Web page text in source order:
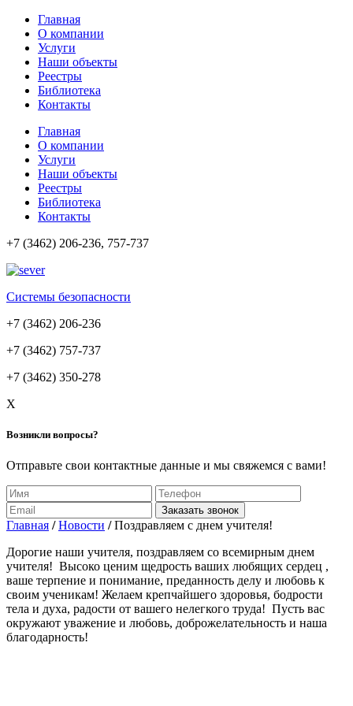
Главная
О компании
Услуги
Наши объекты
Реестры
Библиотека
Контакты
Главная
О компании
Услуги
Наши объекты
Реестры
Библиотека
Контакты
+7 (3462) 206-236, 757-737
Cистемы безопасности
+7 (3462) 206-236
+7 (3462) 757-737
+7 (3462) 350-278
X
Возникли вопросы?
Отправьте свои контактные данные и мы свяжемся с вами!
Заказать звонок
Главная / Новости /Поздравляем с днем учителя!
Дорогие наши учителя, поздравляем со всемирным днем
учителя! Высоко ценим щедрость ваших любящих сердец ,
ваше терпение и понимание, преданность делу и любовь к
своим ученикам! Желаем крепчайшего здоровья, бодрости
тела и духа, радости от вашего нелегкого труда! Пусть вас
окружают уважение и любовь, доброжелательность и наша
благодарность!